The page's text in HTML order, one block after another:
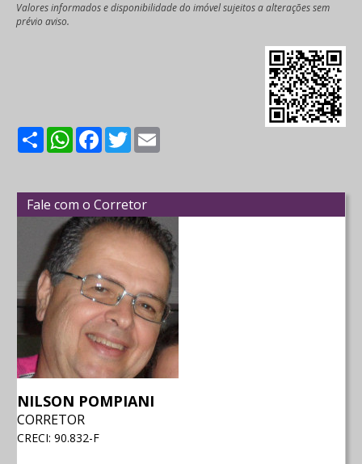
Valores informados e disponibilidade do imóvel sujeitos a alterações sem
prévio aviso.
ShareWhatsApp
Facebook
Twitter
Fale com o Corretor
NILSON POMPIANI
CORRETOR
CRECI: 90.832-F